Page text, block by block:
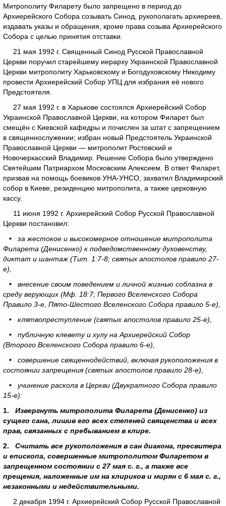
Митрополиту Филарету было запрещено в период до
Архиерейского Собора созывать Синод, рукополагать архиереев,
издавать указы и обращения, кроме права созыва Архиерейского
Собора с целью принятия отставки.
21 мая 1992 г. Священный Синод Русской Православной
Церкви поручил старейшему иерарху Украинской Православной
Церкви митрополиту Харьковскому и Богодуховскому Никодиму
провести Архиерейский Собор УПЦ для избрания её нового
Предстоятеля.
27 мая 1992 г. в Харькове состоялся Архиерейский Собор
Украинской Православной Церкви, на котором Филарет был
смещён с Киевской кафедры и почислен за штат с запрещением
в священнослужении; избран новый Предстоятель Украинской
Православной Церкви — митрополит Ростовский и
Новочеркасский Владимир. Решение Собора было утверждено
Святейшим Патриархом Московским Алексием. В ответ Филарет,
призвав на помощь боевиков УНА-УНСО, захватил Владимирский
собор в Киеве, резиденцию митрополита, а также церковную
кассу.
11 июня 1992 г. Архиерейский Собор Русской Православной
Церкви постановил:
•
за жестокое и высокомерное отношение митрополита
Филарета (Денисенко) к подведомственному духовенству,
диктат и шантаж (Тит. 1:7-8; святых апостолов правило 27-
е),
•
внесение своим поведением и личной жизнью соблазна в
среду верующих (Мф. 18:7; Первого Вселенского Собора
Правило 3-е, Пято-Шестого Вселенского Собора правило 5-е),
•
клятвопреступление (святых апостолов правило 25-е),
•
публичную клевету и хулу на Архиерейский Собор
(Второго Вселенского Собора правило 6-е),
•
совершение священнодействий, включая рукоположения в
состоянии запрещения (святых апостолов правило 28-е),
•
учинение раскола в Церкви (Двукратного Собора правило
15-е):
1.
Извергнуть митрополита Филарета (Денисенко) из
сущего сана, лишив его всех степеней священства и всех
прав, связанных с пребыванием в клире.
2.
Считать все рукоположения в сан диакона, пресвитера
и епископа, совершенные митрополитом Филаретом в
запрещенном состоянии с 27 мая с. г., а также все
прещения, наложенные им на клириков и мирян с 6 мая с. г.,
незаконными и недействительными.
2 декабря 1994 г. Архиерейский Собор Русской Православной